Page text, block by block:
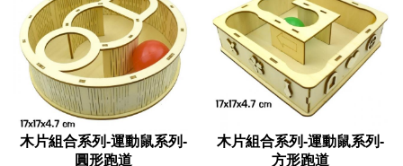
木片組合系列-運動鼠系列-
圓形跑道
木片組合系列-運動鼠系列-
方形跑道